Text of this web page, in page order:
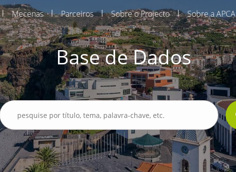
| Mecenas | Parceiros | Sobre o Projecto | Sobre a APCA
Base de Dados